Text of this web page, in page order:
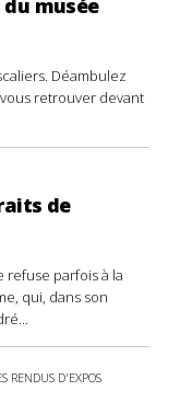
musée
Déambulez
retrouver devant
de
refuse parfois à la
qui, dans son
RENDUS D'EXPOS